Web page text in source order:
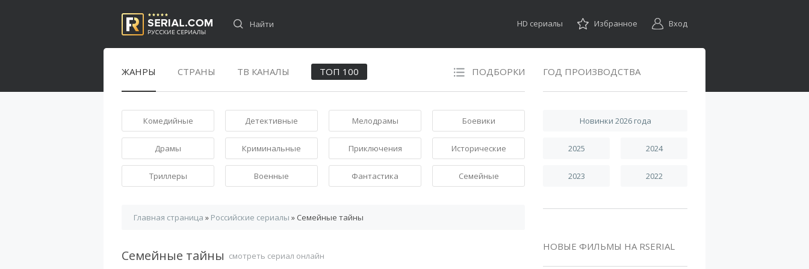
HD сериалы Избранное Вход
ЖАНРЫ СТРАНЫ ТВ КАНАЛЫ ПОДБОРКИ
ТОП 100
Комедийные Детективные Мелодрамы Боевики
Драмы Криминальные Приключения Исторические
Триллеры Военные Фантастика Семейные
Главная страница » Российские сериалы » Семейные тайны
Семейные тайны смотреть сериал онлайн
ГОД ПРОИЗВОДСТВА
Новинки 2026 года
2025 2024
2023 2022
НОВЫЕ ФИЛЬМЫ НА RSERIAL